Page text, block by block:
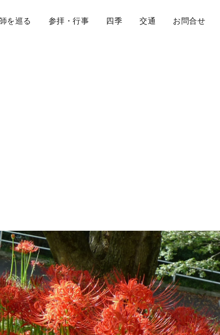
を巡る 参拝・行事 四季 交通 お問合せ